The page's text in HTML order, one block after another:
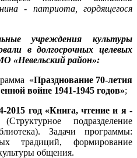
- патриота, гордящегося
учреждения культуры
в долгосрочных целевых
«Невельский район»:
«Празднование 70-летия
войне 1941-1945 годов»;
2015 год «Книга, чтение и я -
подразделение
Задачи программы:
традиций, формирование
общения.